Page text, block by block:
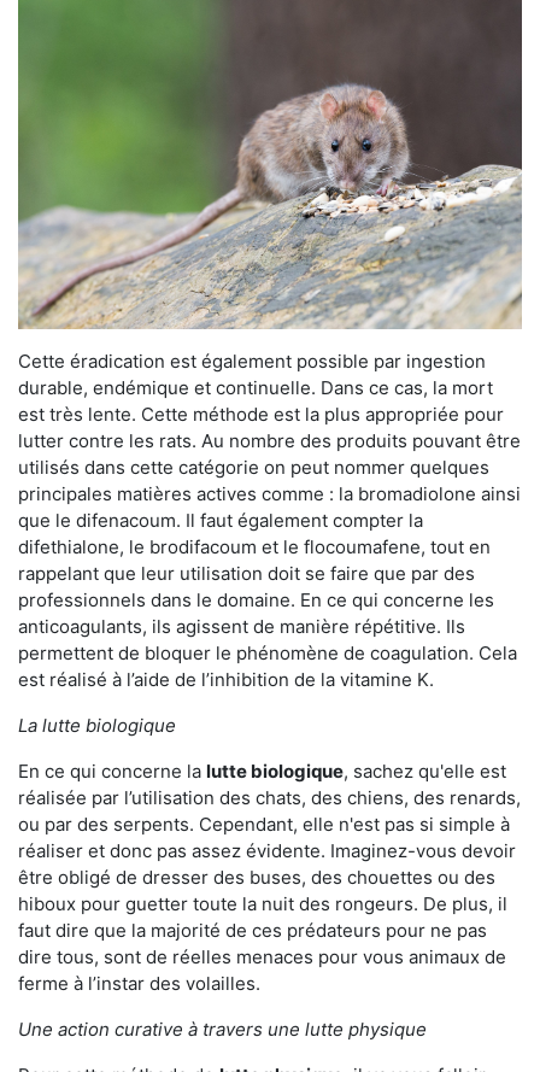
Cette éradication est également possible par ingestion
durable, endémique et continuelle. Dans ce cas, la mort
est très lente. Cette méthode est la plus appropriée pour
lutter contre les rats. Au nombre des produits pouvant être
utilisés dans cette catégorie on peut nommer quelques
principales matières actives comme : la bromadiolone ainsi
que le difenacoum. Il faut également compter la
difethialone, le brodifacoum et le flocoumafene, tout en
rappelant que leur utilisation doit se faire que par des
professionnels dans le domaine. En ce qui concerne les
anticoagulants, ils agissent de manière répétitive. Ils
permettent de bloquer le phénomène de coagulation. Cela
est réalisé à l’aide de l’inhibition de la vitamine K.
La lutte biologique
En ce qui concerne la lutte biologique, sachez qu'elle est
réalisée par l’utilisation des chats, des chiens, des renards,
ou par des serpents. Cependant, elle n'est pas si simple à
réaliser et donc pas assez évidente. Imaginez-vous devoir
être obligé de dresser des buses, des chouettes ou des
hiboux pour guetter toute la nuit des rongeurs. De plus, il
faut dire que la majorité de ces prédateurs pour ne pas
dire tous, sont de réelles menaces pour vous animaux de
ferme à l’instar des volailles.
Une action curative à travers une lutte physique